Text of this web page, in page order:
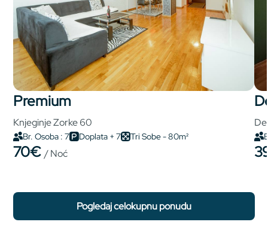
premium
Knjeginje Zorke 60
Br. Osoba : 7 Doplata + 7 Tri Sobe - 80m²
70€/ Noć
pogledaj celokupnu ponudu